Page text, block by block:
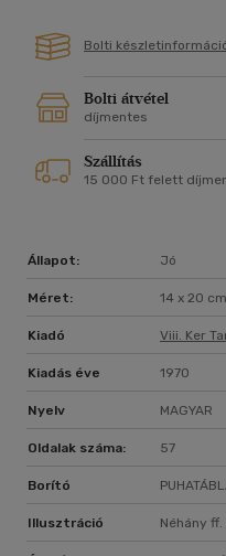
Bolti
Bolti átvétel
díjmentes
Szállítás
15 000 Ft felett
Állapot: Jó
Méret: 14 x 20 cm
Kiadó Viii. Ker
Kiadás éve 1970
Nyelv MAGYAR
Oldalak száma: 57
Borító
Illusztráció Néhány ff.